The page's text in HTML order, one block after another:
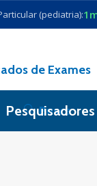
(pediatria):
de Exames
Busca
Pesquisadores